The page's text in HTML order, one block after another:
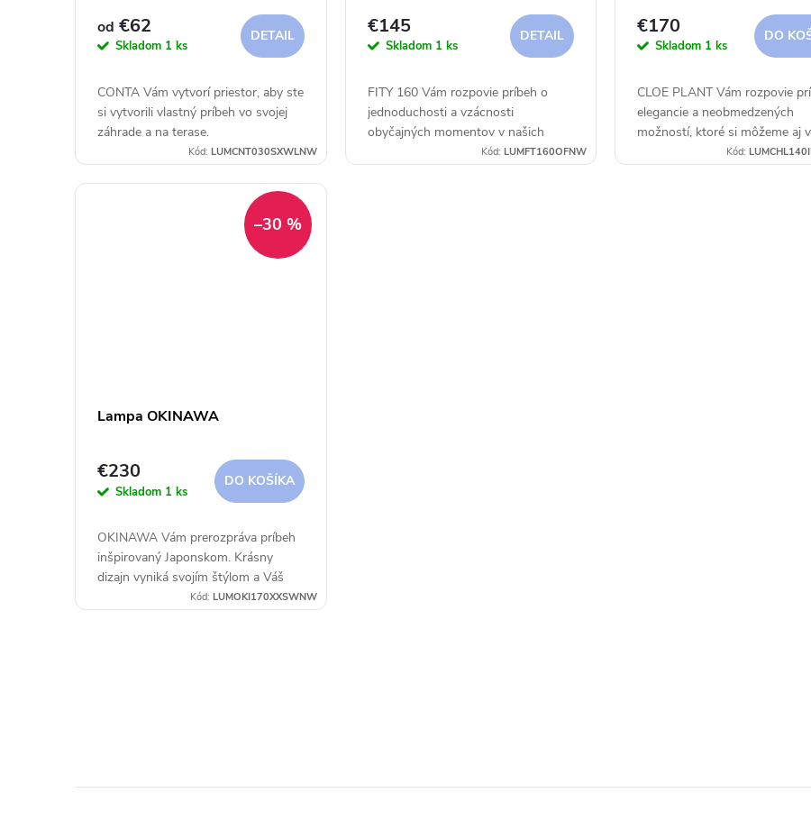
t
u
od €62
Skladom 1 ks
DETAIL
CONTA Vám vytvorí priestor, aby ste
si vytvorili vlastný príbeh vo svojej
záhrade a na terase.
Kód: LUMCNT030SXWLNW
€145
Skladom 1 ks
DETAIL
FITY 160 Vám rozpovie príbeh o
jednoduchosti a vzácnosti
obyčajných momentov v našich
životoch. Maličkosti a drobnosti vo
Kód: LUMFT160OFNW
€170
Skladom 1 ks
DO
CLOE PLANT Vám rozpovie
elegancie a neobmedzených
možností, ktoré si môžeme aj
svojom živote vybrať a dovoliť.
Kód:
–30 %
Lampa OKINAWA
€230
Skladom 1 ks
DO KOŠÍKA
OKINAWA Vám prerozpráva príbeh
inšpirovaný Japonskom. Krásny
dizajn vyniká svojím štýlom a Váš
priestor urobí jedinečným. Pre
Kód: LUMOKI170XXSWNW